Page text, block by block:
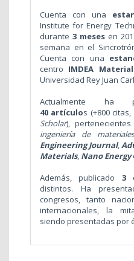
Cuenta con una
Institute for Energy
durante 3 meses en
semana en el
Cuenta con una
centro IMDEA
Universidad Rey Juan
Actualmente ha
40 artículos (+800 citas,
Scholar),
ingeniería de materiales
Engineering Journal,
Materials, Nano Energy
Además, publicado 3
distintos. Ha
congresos, tanto
internacionales, la
siendo presentadas por